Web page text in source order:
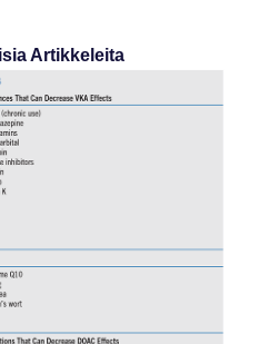
>>Trulance vs.
mikä on sinulle parempi
Erot,
on sinulle
tärkeimmät erot
ja kustannusvertailu
|Varoitukset|UKK